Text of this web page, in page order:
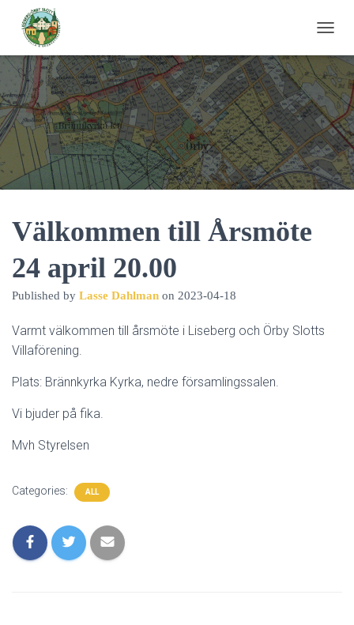
O
G
G
L
E
N
A
V
I
G
Välkommen till Årsmöte
24 april 20.00
Published by Lasse Dahlman on 2023-04-18
Varmt välkommen till årsmöte i Liseberg och Örby Slotts
Villaförening.
Plats: Brännkyrka Kyrka, nedre församlingssalen.
Vi bjuder på fika.
Mvh Styrelsen
Categories: ALL